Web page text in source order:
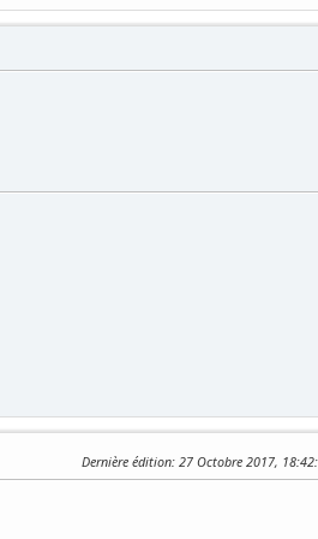
Dernière édition: 27 Octobre 2017,